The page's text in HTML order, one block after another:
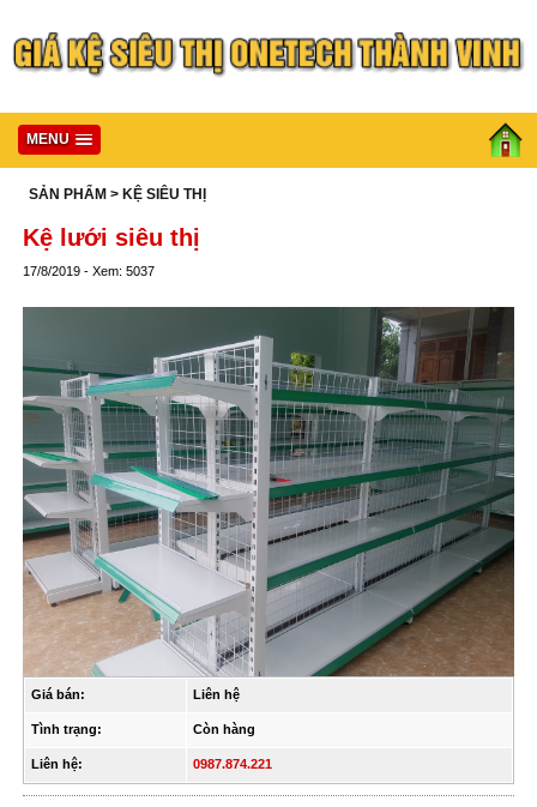
MENU
SẢN PHẨM > KỆ SIÊU THỊ
Kệ lưới siêu thị
17/8/2019 - Xem: 5037
Giá bán: Liên hệ
Tình trạng: Còn hàng
Liên hệ: 0987.874.221